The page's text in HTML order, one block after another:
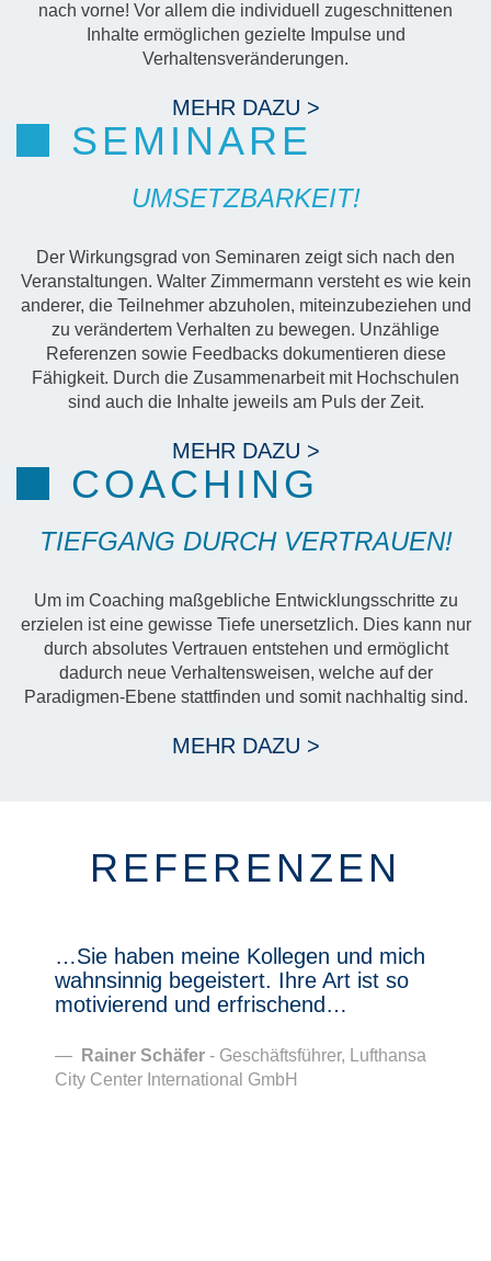
nach vorne! Vor allem die individuell zugeschnittenen
Inhalte ermöglichen gezielte Impulse und
Verhaltensveränderungen.
MEHR DAZU >
SEMINARE
UMSETZBARKEIT!
Der Wirkungsgrad von Seminaren zeigt sich nach den
Veranstaltungen. Walter Zimmermann versteht es wie kein
anderer, die Teilnehmer abzuholen, miteinzubeziehen und
zu verändertem Verhalten zu bewegen. Unzählige
Referenzen sowie Feedbacks dokumentieren diese
Fähigkeit. Durch die Zusammenarbeit mit Hochschulen
sind auch die Inhalte jeweils am Puls der Zeit.
MEHR DAZU >
COACHING
TIEFGANG DURCH VERTRAUEN!
Um im Coaching maßgebliche Entwicklungsschritte zu
erzielen ist eine gewisse Tiefe unersetzlich. Dies kann nur
durch absolutes Vertrauen entstehen und ermöglicht
dadurch neue Verhaltensweisen, welche auf der
Paradigmen-Ebene stattfinden und somit nachhaltig sind.
MEHR DAZU >
REFERENZEN
…Sie haben meine Kollegen und mich
wahnsinnig begeistert. Ihre Art ist so
motivierend und erfrischend…
Rainer Schäfer - Geschäftsführer, Lufthansa
City Center International GmbH